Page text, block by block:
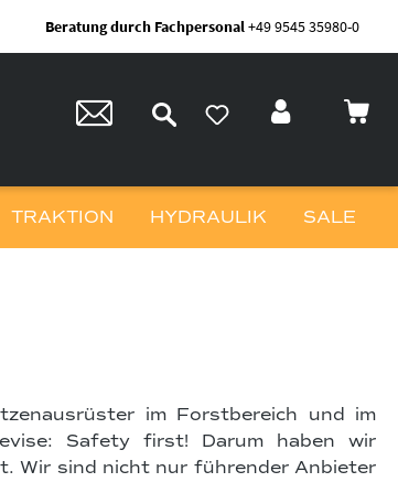
Beratung durch Fachpersonal+49 9545 35980-0
TRAKTION HYDRAULIK SALE
im Forstbereich und im
Safety first! Darum haben wir
Wir sind nicht nur führender Anbieter